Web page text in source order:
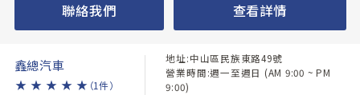
聯絡我們 查看詳情
鑫總汽車
★ ★ ★ ★ ★ （1件）
地址:中山區民族東路49號
營業時間:週一至週日 (AM 9:00 ~ PM
9:00)